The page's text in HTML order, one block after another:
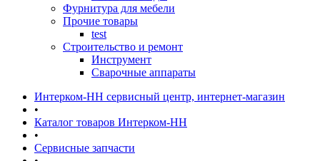
Фурнитура для мебели
Прочие товары
test
Строительство и ремонт
Инструмент
Сварочные аппараты
Интерком-НН сервисный центр, интернет-магазин
•
Каталог товаров Интерком-НН
•
Сервисные запчасти